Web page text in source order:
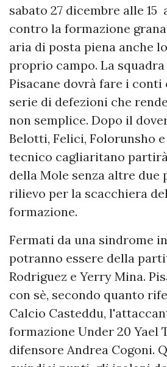
sabato 27 dicembre alle
contro la formazione
aria di posta piena anche
proprio campo. La
Pisacane dovrà fare i conti
serie di defezioni che
non semplice. Dopo il
Belotti, Felici, Folorunsho e
tecnico cagliaritano
della Mole senza altre due
rilievo per la scacchiera
formazione.
Fermati da una sindrome
potranno essere della
Rodriguez e Yerry Mina.
con sè, secondo quanto
Calcio Casteddu,
formazione Under 20 Yael
difensore Andrea Cogoni.